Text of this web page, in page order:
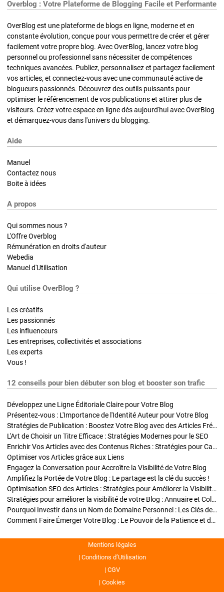
Overblog : Votre Plateforme de Blogging Facile et Performante
OverBlog est une plateforme de blogs en ligne, moderne et en
constante évolution, conçue pour vous permettre de créer et gérer
facilement votre propre blog. Avec OverBlog, lancez votre blog
personnel ou professionnel sans nécessiter de compétences
techniques avancées. Publiez, personnalisez et partagez facilement
vos articles, et connectez-vous avec une communauté active de
blogueurs passionnés. Découvrez des outils puissants pour
optimiser le référencement de vos publications et attirer plus de
visiteurs. Créez votre espace en ligne dès aujourd'hui avec OverBlog
et démarquez-vous dans l'univers du blogging.
Aide
Manuel
Contactez nous
Boite à idées
A propos
Qui sommes nous ?
L'Offre Overblog
Rémunération en droits d'auteur
Webedia
Manuel d'Utilisation
Qui utilise OverBlog ?
Les créatifs
Les passionnés
Les influenceurs
Les entreprises, collectivités et associations
Les experts
Vous !
12 conseils pour bien débuter son blog et booster son trafic
Développez une Ligne Éditoriale Claire pour Votre Blog
Présentez-vous : L'Importance de l'Identité Auteur pour Votre Blog
Stratégies de Publication : Boostez Votre Blog avec des Articles Fréquents et Exclusifs
L'Art de Choisir un Titre Efficace : Stratégies Modernes pour le SEO
Enrichir Vos Articles avec des Contenus Riches : Stratégies pour Captiver et Optimiser
Optimiser vos Articles grâce aux Liens
Engagez la Conversation pour Accroître la Visibilité de Votre Blog
Amplifiez la Portée de Votre Blog : Le partage est la clé du succès !
Optimisation SEO des Articles : Stratégies pour Améliorer la Visibilité de Votre Blog
Stratégies pour améliorer la visibilité de votre Blog : Annuaire et Collaborations
Pourquoi Investir dans un Nom de Domaine Personnel : Les Clés de la Réussite de Votre Blog
Comment Faire Émerger Votre Blog : Le Pouvoir de la Patience et de la Persévérance
Mentions légales
Conditions d’Utilisation
CGV
Cookies